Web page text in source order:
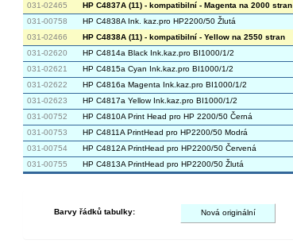
031-02465
HP C4837A (11) - kompatibilní - Magenta na 2000 stran
031-00758
HP C4838A Ink. kaz.pro HP2200/50 Žlutá
031-02466
HP C4838A (11) - kompatibilní - Yellow na 2550 stran
031-02620
HP C4814a Black Ink.kaz.pro BI1000/1/2
031-02621
HP C4815a Cyan Ink.kaz.pro BI1000/1/2
031-02622
HP C4816a Magenta Ink.kaz.pro BI1000/1/2
031-02623
HP C4817a Yellow Ink.kaz.pro BI1000/1/2
031-00752
HP C4810A Print Head pro HP 2200/50 Černá
031-00753
HP C4811A PrintHead pro HP2200/50 Modrá
031-00754
HP C4812A PrintHead pro HP2200/50 Červená
031-00755
HP C4813A PrintHead pro HP2200/50 Žlutá
Barvy řádků tabulky: Nová originální